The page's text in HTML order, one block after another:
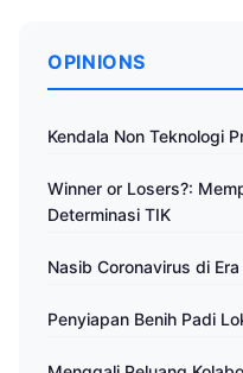
OPINIONS
Kendala Non Teknologi
Winner or Losers?:
Determinasi TIK
Nasib Coronavirus di
Penyiapan Benih Padi